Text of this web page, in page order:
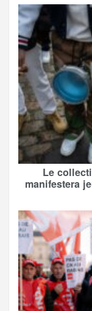
Le
manifestera